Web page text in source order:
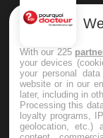
Conditions
Mentions
Nous contacter
With our 225
your devices
your personal
website or in our
later, including in
Processing this
loyalty programs,
geolocation, etc.)